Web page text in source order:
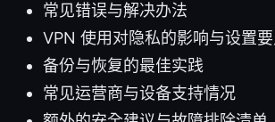
常见错误与解决办法
VPN 使用对隐私的影响与设置
备份与恢复的最佳实践
常见运营商与设备支持情况